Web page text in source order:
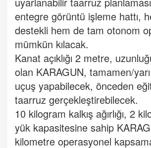
entegre görüntü işleme hattı,
destekli hem de tam otonom
mümkün kılacak.
Kanat açıklığı 2 metre,
olan KARAGUN, tamamen/
uçuş yapabilecek, önceden
taarruz gerçekleştirebilecek.
10 kilogram kalkış ağırlığı, 2
yük kapasitesine sahip
kilometre operasyonel